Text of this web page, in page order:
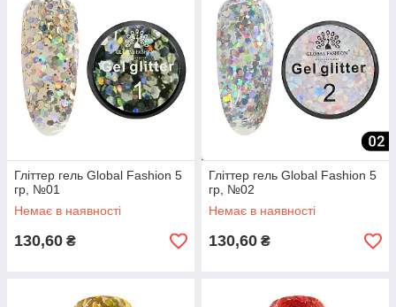
Гліттер гель Global Fashion 5
гр, №01
Немає в наявності
130,60 ₴
Гліттер гель Global Fashion 5
гр, №02
Немає в наявності
130,60 ₴